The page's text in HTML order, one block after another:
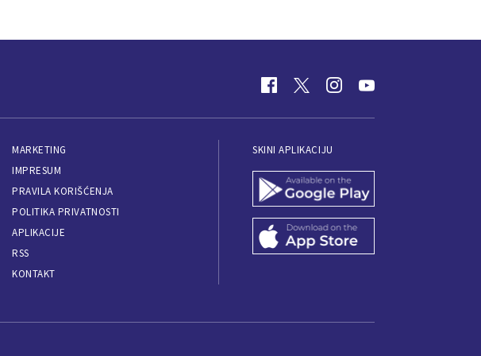
MARKETING
IMPRESUM
PRAVILA KORIŠĆENJA
POLITIKA PRIVATNOSTI
APLIKACIJE
RSS
KONTAKT
SKINI APLIKACIJU